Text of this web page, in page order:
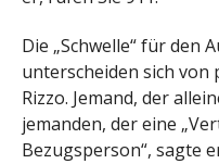
Die „Schwelle“ für den
unterscheiden sich von
Rizzo. Jemand, der
jemanden, der eine
Bezugsperson“, sagte